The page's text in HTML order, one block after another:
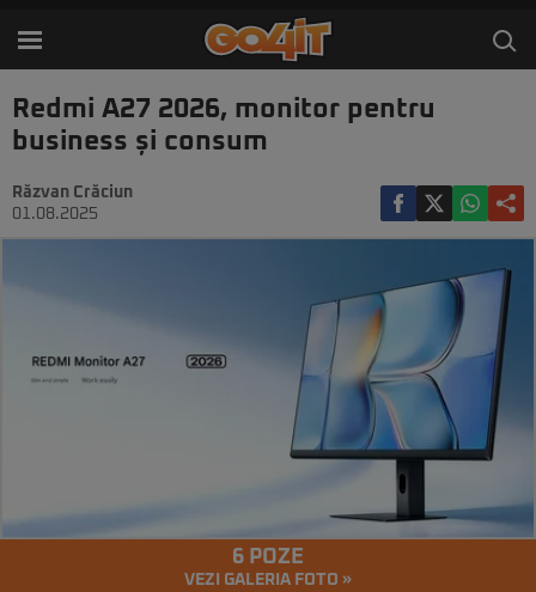
Redmi A27 2026, monitor pentru
business și consum
Răzvan Crăciun
01.08.2025
6 POZE
VEZI GALERIA FOTO »